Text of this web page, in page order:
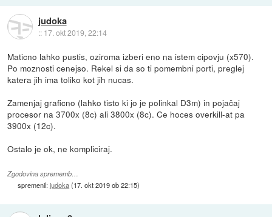
judoka
:: 17. okt 2019, 22:14
Maticno lahko pustis, oziroma izberi eno na istem cipovju (x570).
Po moznosti cenejso. Rekel si da so ti pomembni porti, preglej
katera jih ima toliko kot jih nucas.
Zamenjaj graficno (lahko tisto ki jo je polinkal D3m) in pojačaj
procesor na 3700x (8c) ali 3800x (8c). Ce hoces overkill-at pa
3900x (12c).
Ostalo je ok, ne kompliciraj.
Zgodovina sprememb…
spremenil:judoka(17. okt 2019 ob 22:15)